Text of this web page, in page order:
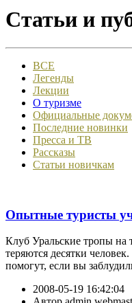
Статьи и
ВСЕ
Легенды
Лекции
О туризме
Официальные
Последние новинки
Пресса и ТВ
Рассказы
Статьи новичкам
Опытные туристы
Клуб Уральские тропы на
теряются десятки
помогут, если вы
2008-05-19 16:42:04